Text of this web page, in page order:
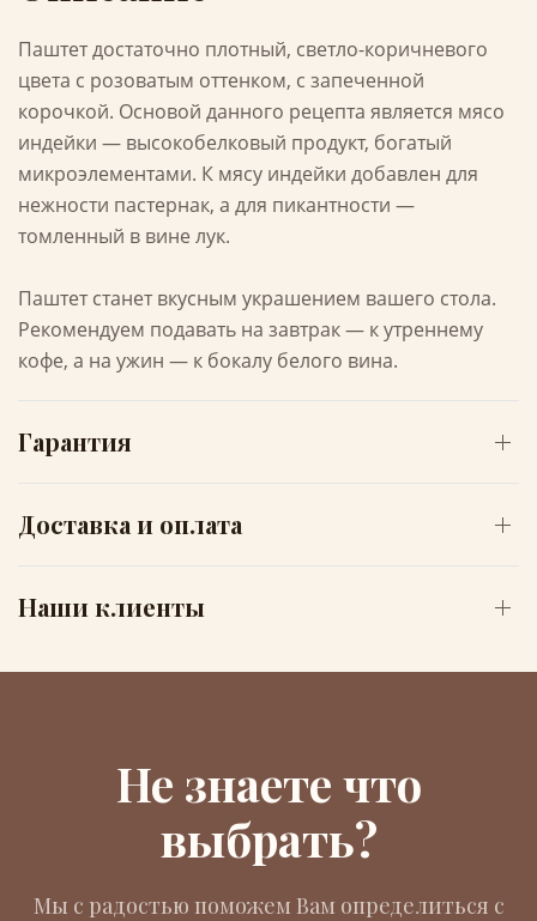
Паштет достаточно плотный, светло-коричневого
цвета с розоватым оттенком, с запеченной
корочкой. Основой данного рецепта является мясо
индейки — высокобелковый продукт, богатый
микроэлементами. К мясу индейки добавлен для
нежности пастернак, а для пикантности —
томленный в вине лук.
Паштет станет вкусным украшением вашего стола.
Рекомендуем подавать на завтрак — к утреннему
кофе, а на ужин — к бокалу белого вина.
Гарантия
Доставка и оплата
Наши клиенты
Не знаете что
выбрать?
Мы с радостью поможем Вам определиться с